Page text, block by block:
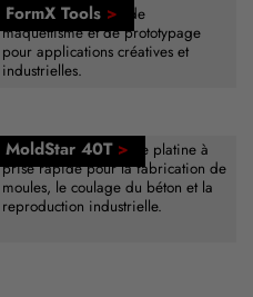
FormX Tools >
Outils de sculpture, de
maquettisme et de prototypage
pour applications créatives et
industrielles.
MoldStar 40T >
Caoutchouc de silicone platine à
prise rapide pour la fabrication de
moules, le coulage du béton et la
reproduction industrielle.